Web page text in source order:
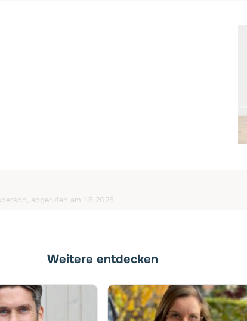
abgerufen am 1.8.2025
Weitere entdecken